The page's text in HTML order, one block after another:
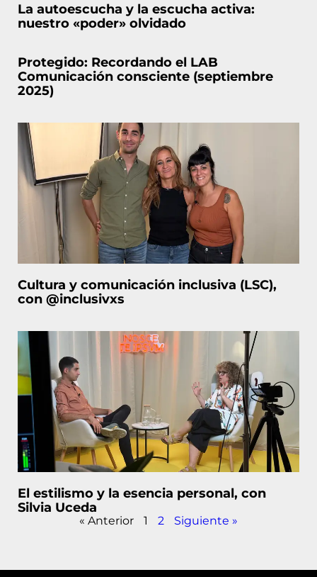
La autoescucha y la escucha activa:
nuestro «poder» olvidado
Protegido: Recordando el LAB
Comunicación consciente (septiembre
2025)
Cultura y comunicación inclusiva (LSC),
con @inclusivxs
El estilismo y la esencia personal, con
Silvia Uceda
« Anterior 1 2 Siguiente »